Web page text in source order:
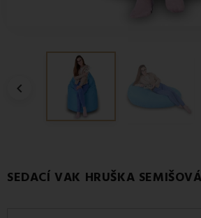

SEDACÍ VAK HRUŠKA